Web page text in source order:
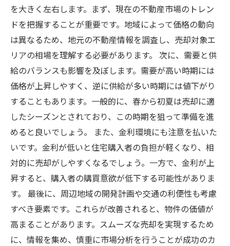
を大きく左右します。まず、現在の不動産市場のトレン
ドを把握することが重要です。地域によって価格の動向
は異なるため、地元の不動産情報を調査し、売却対象エ
リアの相場を理解する必要があります。 次に、需要と供
給のバランスも影響を及ぼします。需要が高い時期には
価格が上昇しやすく、逆に供給が多い時期には値下がり
することもあります。一般的に、春から初夏は売却に適
したシーズンとされており、この時期を狙って準備を進
めると良いでしょう。 また、金利環境にも注意を払いた
いです。金利が低いと住宅購入者の負担が軽くなり、相
対的に売却がしやすくなるでしょう。一方で、金利が上
昇すると、購入者の購買意欲が低下する可能性がありま
す。 最後に、周辺地域の開発計画や交通の利便性も考慮
すべき要素です。これらが改善されると、物件の価値が
高まることがあります。スムーズな売却を実現するため
に、情報を集め、慎重に市場分析を行うことが成功のカ